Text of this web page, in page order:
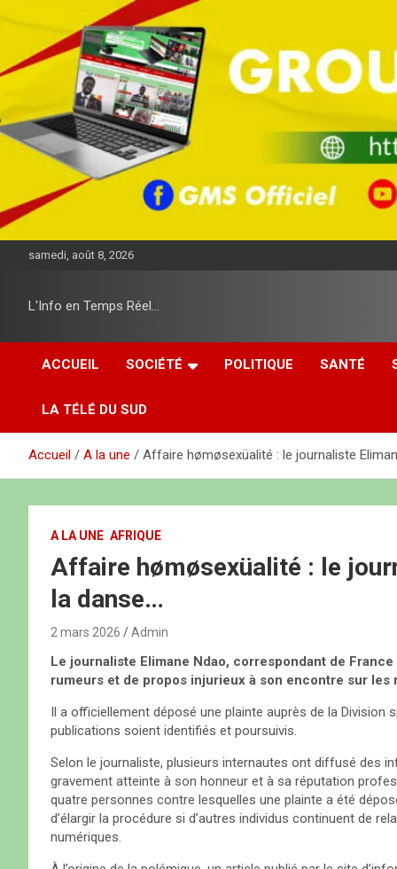
e
u
c
e
n
samedi, août 8, 2026
L'Info en Temps Réel…
ACCUEIL SOCIÉTÉ POLITIQUE SANTÉ
LA TÉLÉ DU SUD
Accueil A la une Affaire hømøsexüalité : le journaliste
A LA UNE AFRIQUE
Affaire hømøsexüalité : le
la danse…
2 mars 2026 Admin
Le journaliste Elimane Ndao, correspondant de
rumeurs et de propos injurieux à son encontre sur les
Il a officiellement déposé une plainte auprès de la Division
publications soient identifiés et poursuivis.
Selon le journaliste, plusieurs internautes ont diffusé des
gravement atteinte à son honneur et à sa réputation
quatre personnes contre lesquelles une plainte a été
d’élargir la procédure si d’autres individus continuent de
numériques.